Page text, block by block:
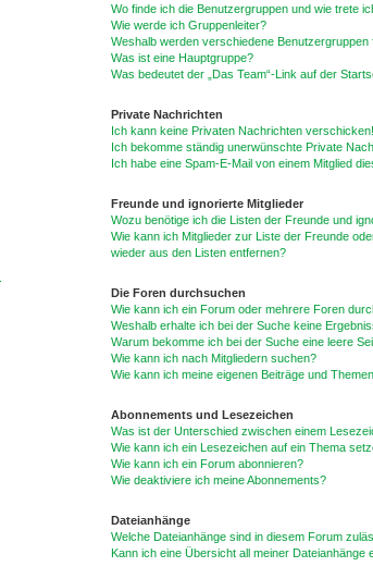
Wo finde ich die Benutzergruppen und wie trete
Wie werde ich Gruppenleiter?
Weshalb werden verschiedene Benutzergruppen
Was ist eine Hauptgruppe?
Was bedeutet der „Das Team“-Link auf der
Private Nachrichten
Ich kann keine Privaten Nachrichten verschicken!
Ich bekomme ständig unerwünschte Private
Ich habe eine Spam-E-Mail von einem Mitglied
Freunde und ignorierte Mitglieder
Wozu benötige ich die Listen der Freunde und
Wie kann ich Mitglieder zur Liste der Freunde
wieder aus den Listen entfernen?
Die Foren durchsuchen
Wie kann ich ein Forum oder mehrere Foren
Weshalb erhalte ich bei der Suche keine
Warum bekomme ich bei der Suche eine leere
Wie kann ich nach Mitgliedern suchen?
Wie kann ich meine eigenen Beiträge und
Abonnements und Lesezeichen
Was ist der Unterschied zwischen einem
Wie kann ich ein Lesezeichen auf ein Thema
Wie kann ich ein Forum abonnieren?
Wie deaktiviere ich meine Abonnements?
Dateianhänge
Welche Dateianhänge sind in diesem Forum
Kann ich eine Übersicht all meiner Dateianhänge